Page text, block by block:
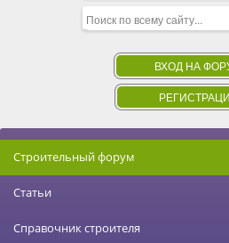
ВХОД НА
Строительный форум
Статьи
Справочник строителя